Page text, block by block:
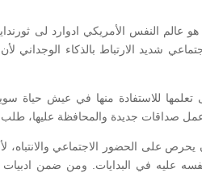
شديد الارتباط بالذكاء الوجداني
تعلمها للاستفادة منها في عيش حياة
عمل صداقات جديدة والمحافظة عليها،
يحرص على الحضور الاجتماعي
في البدايات. ومن ضمن ادبيات